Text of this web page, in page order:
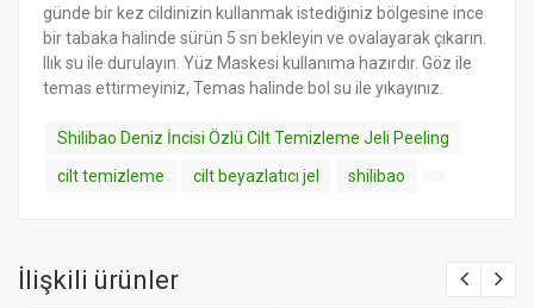
günde bir kez cildinizin kullanmak istediğiniz bölgesine ince
bir tabaka halinde sürün 5 sn bekleyin ve ovalayarak çıkarın.
Ilık su ile durulayın. Yüz Maskesi kullanıma hazırdır. Göz ile
temas ettirmeyiniz, Temas halinde bol su ile yıkayınız.
Shilibao Deniz İncisi Özlü Cilt Temizleme Jeli Peeling
cilt temizleme
cilt beyazlatıcı jel shilibao
İlişkili ürünler